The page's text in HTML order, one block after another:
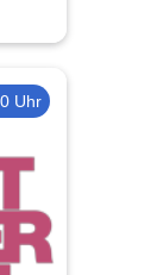
Uhr